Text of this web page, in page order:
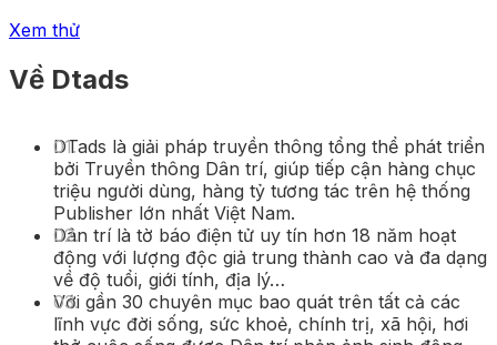
Xem thử
Về Dtads
DTads là giải pháp truyền thông tổng thể phát triển
bởi Truyền thông Dân trí, giúp tiếp cận hàng chục
triệu người dùng, hàng tỷ tương tác trên hệ thống
Publisher lớn nhất Việt Nam.
Dân trí là tờ báo điện tử uy tín hơn 18 năm hoạt
động với lượng độc giả trung thành cao và đa dạng
về độ tuổi, giới tính, địa lý…
Với gần 30 chuyên mục bao quát trên tất cả các
lĩnh vực đời sống, sức khoẻ, chính trị, xã hội, hơi